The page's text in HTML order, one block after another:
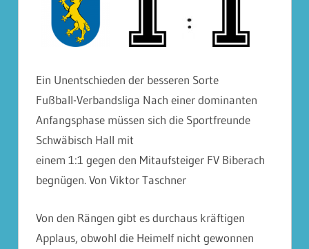
Ein Unentschieden der besseren Sorte
Fußball-Verbandsliga Nach einer dominanten
Anfangsphase müssen sich die Sportfreunde
Schwäbisch Hall mit
einem 1:1 gegen den Mitaufsteiger FV Biberach
begnügen. Von Viktor Taschner
Von den Rängen gibt es durchaus kräftigen
Applaus, obwohl die Heimelf nicht gewonnen